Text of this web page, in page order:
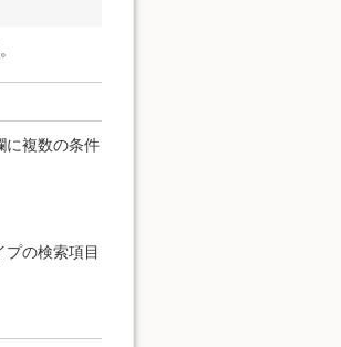
に複数の条件
プの検索項目